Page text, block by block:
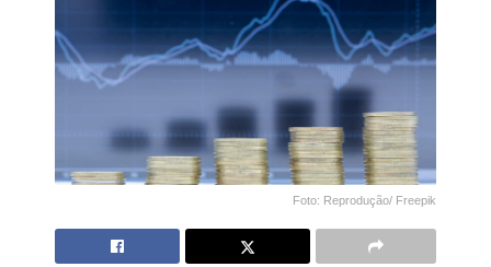
Foto: Reprodução/ Freepik